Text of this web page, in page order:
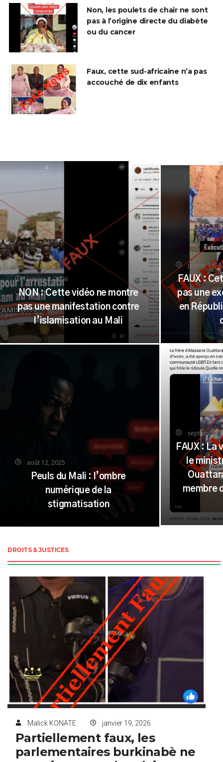
Non, les poulets de chair ne sont
pas à l’origine directe du diabète
ou du cancer
Faux, cette sud-africaine n’a pas
accouché de dix enfants
janvier 2, 2026
NON : Cette vidéo ne montre
pas une manifestation contre
l’islamisation au Mali
août 12, 2025
Peuls du Mali : l’ombre
numérique de la
stigmatisation
janvier 16,
FAUX :
pas une
en
septembre
FAUX : La
le
membre
DROITS & JUSTICES
Malick KONATE janvier 19, 2026
Partiellement faux, les
parlementaires burkinabè ne